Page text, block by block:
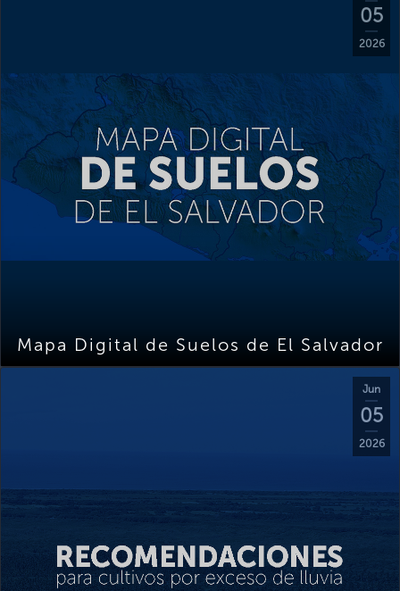
05
2026
Mapa Digital de Suelos de El Salvador
Jun
05
2026